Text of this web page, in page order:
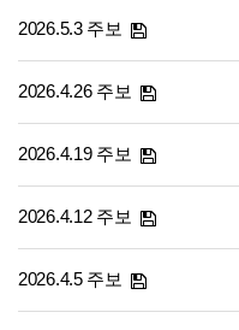
2026.5.3 주보
2026.4.26 주보
2026.4.19 주보
2026.4.12 주보
2026.4.5 주보